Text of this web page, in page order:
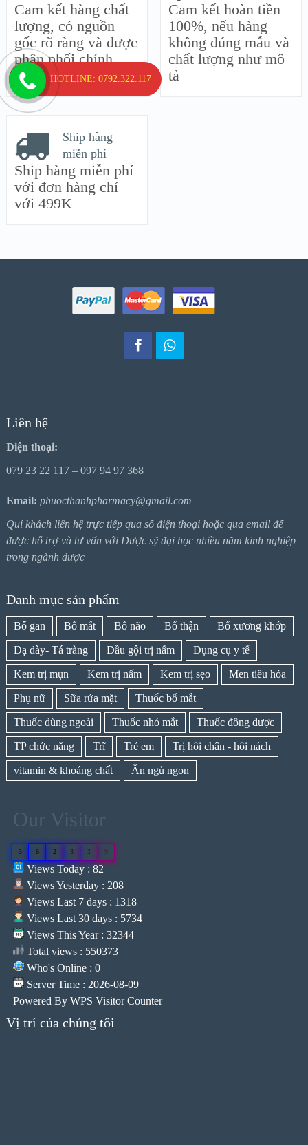
Cam kết hàng chất
lượng, có nguồn
gốc rõ ràng và được
phân phối chính
hãng
Cam kết hoàn tiền
100%, nếu hàng
không đúng mẫu và
chất lượng như mô
tả
Ship hàng
miễn phí
Ship hàng miễn phí
với đơn hàng chỉ
với 499K
Liên hệ
Điện thoại:
079 23 22 117 – 097 94 97 368
Email: phuocthanhpharmacy@gmail.com
Quí khách liên hệ trực tiếp qua số điện thoại hoặc qua email để
được hỗ trợ và tư vấn với Dược sỹ đại học nhiều năm kinh nghiệp
trong ngành dược
Danh mục sản phẩm
Bổ gan Bổ mắt Bổ não Bổ thận Bổ xương khớp
Dạ dày- Tá tràng Dầu gội trị nấm Dụng cụ y tế
Kem trị mụn Kem trị nấm Kem trị sẹo Men tiêu hóa
Phụ nữ Sữa rửa mặt Thuốc bổ mắt
Thuốc dùng ngoài Thuốc nhỏ mắt Thuốc đông dược
TP chức năng Trĩ Trẻ em Trị hôi chân - hôi nách
vitamin & khoáng chất Ăn ngủ ngon
Our Visitor
3 6 2 3 2 9
Views Today : 82
Views Yesterday : 208
Views Last 7 days : 1318
Views Last 30 days : 5734
Views This Year : 32344
Total views : 550373
Who's Online : 0
Server Time : 2026-08-09
Powered By WPS Visitor Counter
Vị trí của chúng tôi
HOTLINE: 0792.322.117